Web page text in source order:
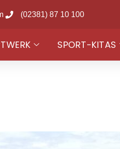
(02381) 87 10 100
SPORT-KITAS